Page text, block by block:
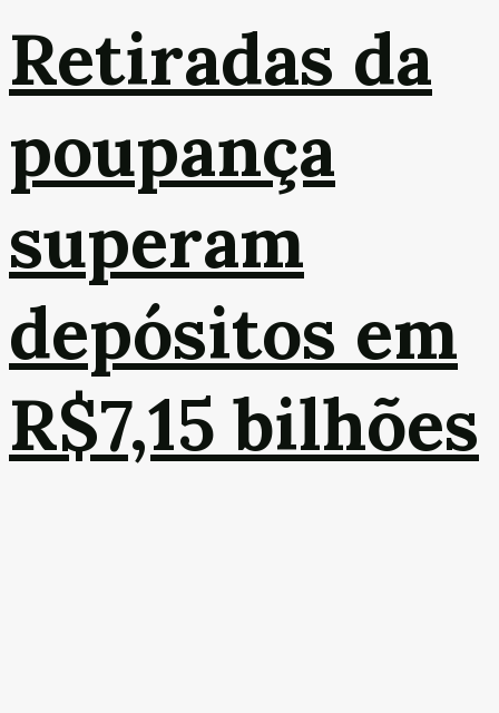
Retiradas da
poupança
superam
depósitos em
R$7,15 bilhões